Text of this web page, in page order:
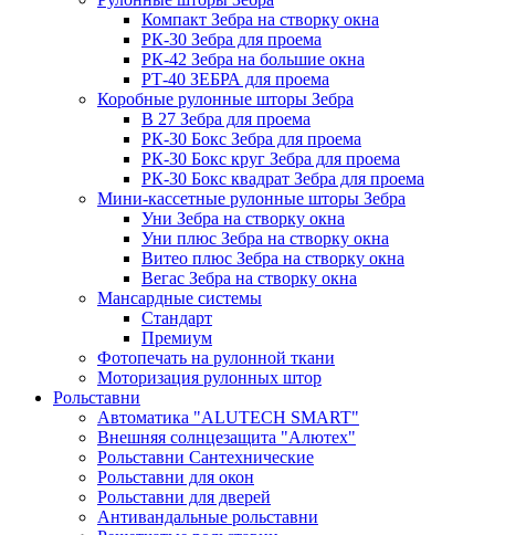
Компакт Зебра на створку окна
РК-30 Зебра для проема
РК-42 Зебра на большие окна
РТ-40 ЗЕБРА для проема
Коробные рулонные шторы Зебра
B 27 Зебра для проема
РК-30 Бокс Зебра для проема
РК-30 Бокс круг Зебра для проема
РК-30 Бокс квадрат Зебра для проема
Мини-кассетные рулонные шторы Зебра
Уни Зебра на створку окна
Уни плюс Зебра на створку окна
Витео плюс Зебра на створку окна
Вегас Зебра на створку окна
Мансардные системы
Стандарт
Премиум
Фотопечать на рулонной ткани
Моторизация рулонных штор
Рольставни
Автоматика "ALUTECH SMART"
Внешняя солнцезащита "Алютех"
Рольставни Сантехнические
Рольставни для окон
Рольставни для дверей
Антивандальные рольставни